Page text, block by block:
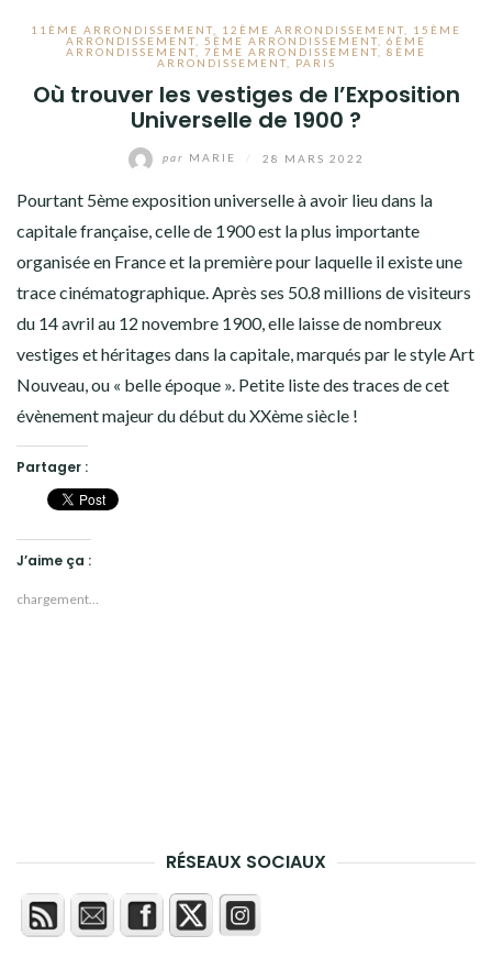
11ÈME ARRONDISSEMENT 12ÈME ARRONDISSEMENT
15ÈME
ARRONDISSEMENT
5ÈME ARRONDISSEMENT
6ÈME
ARRONDISSEMENT
7ÈME ARRONDISSEMENT
8ÈME
ARRONDISSEMENT, PARIS
Où trouver les vestiges de l’Exposition
Universelle de 1900 ?
par MARIE 28 MARS 2022
Pourtant 5ème exposition universelle à avoir lieu dans la
capitale française, celle de 1900 est la plus importante
organisée en France et la première pour laquelle il existe une
trace cinématographique. Après ses 50.8 millions de visiteurs
du 14 avril au 12 novembre 1900, elle laisse de nombreux
vestiges et héritages dans la capitale, marqués par le style Art
Nouveau, ou « belle époque ». Petite liste des traces de cet
évènement majeur du début du XXème siècle !
Partager :
J’aime ça :
chargement…
RÉSEAUX SOCIAUX